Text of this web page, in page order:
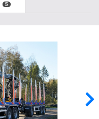
5